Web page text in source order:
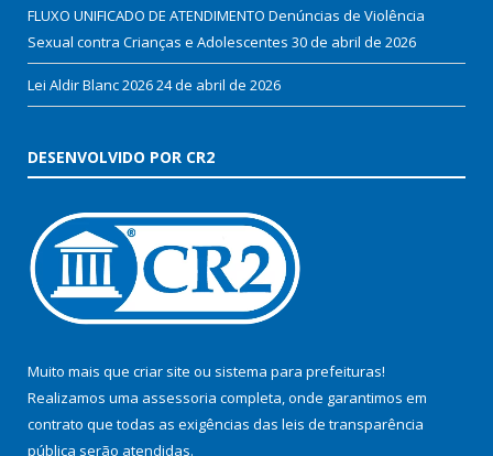
FLUXO UNIFICADO DE ATENDIMENTO Denúncias de Violência
Sexual contra Crianças e Adolescentes 30 de abril de 2026
Lei Aldir Blanc 202624 de abril de 2026
DESENVOLVIDO POR CR2
Muito mais que criar site ou sistema para prefeituras!
Realizamos uma assessoria completa, onde garantimos em
contrato que todas as exigências das leis de transparência
pública serão atendidas.